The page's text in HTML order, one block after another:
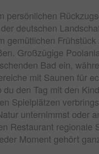
persönlichen
deutschen
gemütlichen
Großzügige
Bad ein,
mit Saunen für
du den Tag mit den
Spielplätzen
unternimmst oder
Restaurant regionale
Moment gehört